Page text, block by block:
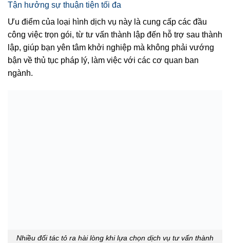
Tận hưởng sự thuận tiện tối đa
Ưu điểm của loại hình dịch vụ này là cung cấp các đầu
công việc trọn gói, từ tư vấn thành lập đến hỗ trợ sau thành
lập, giúp bạn yên tâm khởi nghiệp mà không phải vướng
bận về thủ tục pháp lý, làm việc với các cơ quan ban
ngành.
Nhiều đối tác tỏ ra hài lòng khi lựa chọn dịch vụ tư vấn thành